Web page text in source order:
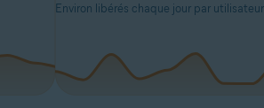
Environ libérés chaque jour par utilisateur